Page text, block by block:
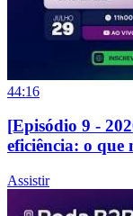
44:16
[Episódio 9 -
eficiência: o
Assistir